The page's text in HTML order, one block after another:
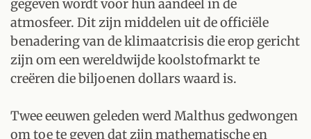
gegeven wordt voor hun aandeel in de
atmosfeer. Dit zijn middelen uit de officiële
benadering van de klimaatcrisis die erop gericht
zijn om een wereldwijde koolstofmarkt te
creëren die biljoenen dollars waard is.
Twee eeuwen geleden werd Malthus gedwongen
om toe te geven dat zijn mathematische en